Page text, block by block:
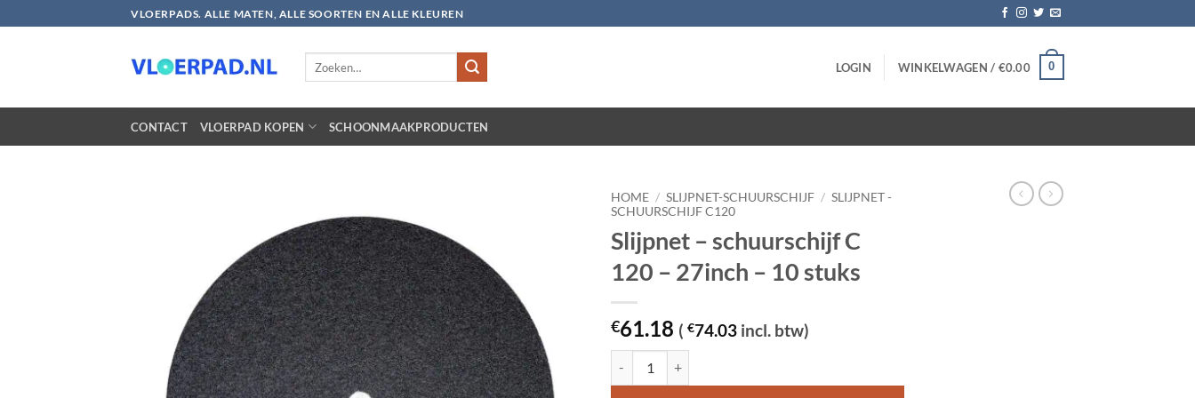
naar
VLOERPADS. ALLE MATEN, ALLE SOORTEN EN ALLE KLEUREN
LOGIN WINKELWAGEN / €0.00 0
CONTACT VLOERPAD KOPEN SCHOONMAAKPRODUCTEN
HOME / SLIJPNET-SCHUURSCHIJF / SLIJPNET -
SCHUURSCHIJF C120
Slijpnet – schuurschijf C
120 – 27inch – 10 stuks
€61.18 ( €74.03 incl. btw)